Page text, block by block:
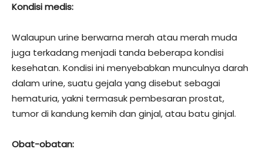
Kondisi medis:
Walaupun urine berwarna merah atau merah muda
juga terkadang menjadi tanda beberapa kondisi
kesehatan. Kondisi ini menyebabkan munculnya darah
dalam urine, suatu gejala yang disebut sebagai
hematuria, yakni termasuk pembesaran prostat,
tumor di kandung kemih dan ginjal, atau batu ginjal.
Obat-obatan: